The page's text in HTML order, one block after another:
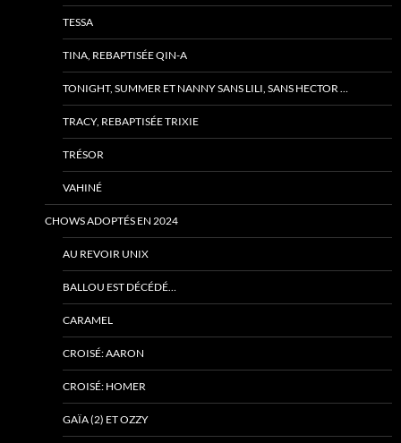
TESSA
TINA, REBAPTISÉE QIN-A
TONIGHT, SUMMER ET NANNY SANS LILI, SANS HECTOR …
TRACY, REBAPTISÉE TRIXIE
TRÉSOR
VAHINÉ
CHOWS ADOPTÉS EN 2024
AU REVOIR UNIX
BALLOU EST DÉCÉDÉ…
CARAMEL
CROISÉ: AARON
CROISÉ: HOMER
GAÏA (2) ET OZZY